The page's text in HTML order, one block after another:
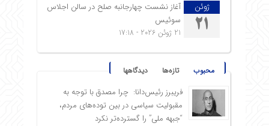
ژوئن
21
آغاز نشست چهارجانبه صلح در سالن اجلاس
سوئیس
21 ژوئن 2026 - 17:18
محبوب تازه‌ها دیدگاهها
فریبرز رئیس‌دانا: چرا مصدق با توجه به
مقبولیت سیاسی در بین توده‌های مردم،
“جبهه ملی” را گسترده‌تر نکرد